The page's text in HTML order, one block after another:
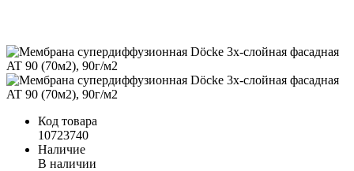
Код товара
10723740
Наличие
В наличии